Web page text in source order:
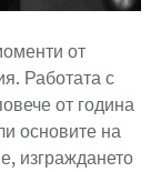
от
Работата с
от година
основите на
изграждането